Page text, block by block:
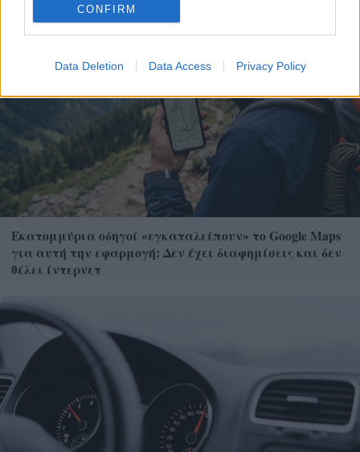
CONFIRM
Data Deletion Data Access Privacy Policy
Εκατομμύρια οδηγοί «εγκαταλείπουν» το Google Maps
για αυτή την εφαρμογή: Δεν έχει διαφημίσεις και δεν
θέλει ίντερνετ